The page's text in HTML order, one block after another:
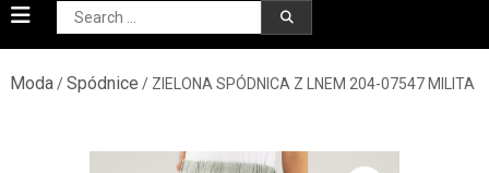
Search
for:
Moda/Spódnice / ZIELONA SPÓDNICA Z LNEM 204-07547 MILITA